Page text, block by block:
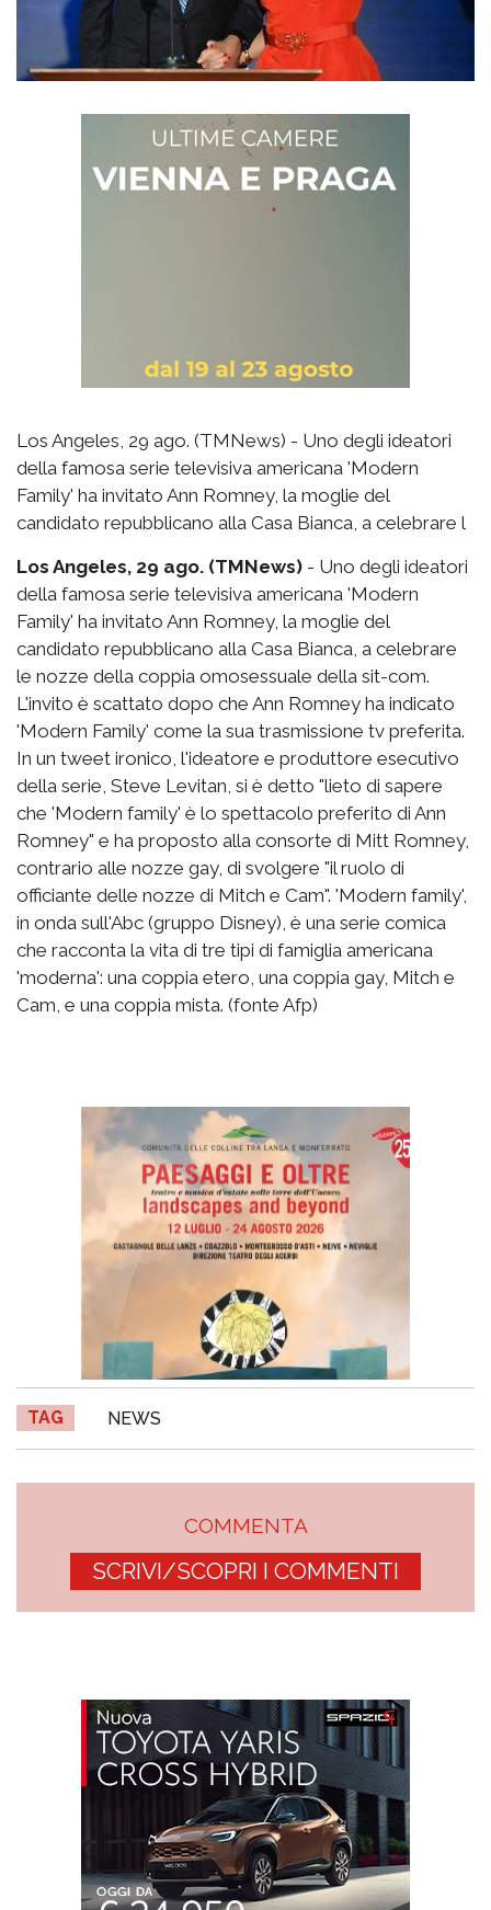
Los Angeles, 29 ago. (TMNews) - Uno degli ideatori
della famosa serie televisiva americana 'Modern
Family' ha invitato Ann Romney, la moglie del
candidato repubblicano alla Casa Bianca, a celebrare l
Los Angeles, 29 ago. (TMNews) - Uno degli ideatori
della famosa serie televisiva americana 'Modern
Family' ha invitato Ann Romney, la moglie del
candidato repubblicano alla Casa Bianca, a celebrare
le nozze della coppia omosessuale della sit-com.
L'invito è scattato dopo che Ann Romney ha indicato
'Modern Family' come la sua trasmissione tv preferita.
In un tweet ironico, l'ideatore e produttore esecutivo
della serie, Steve Levitan, si è detto "lieto di sapere
che 'Modern family' è lo spettacolo preferito di Ann
Romney" e ha proposto alla consorte di Mitt Romney,
contrario alle nozze gay, di svolgere "il ruolo di
officiante delle nozze di Mitch e Cam". 'Modern family',
in onda sull'Abc (gruppo Disney), è una serie comica
che racconta la vita di tre tipi di famiglia americana
'moderna': una coppia etero, una coppia gay, Mitch e
Cam, e una coppia mista. (fonte Afp)
TAG NEWS
COMMENTA
SCRIVI/SCOPRI I COMMENTI